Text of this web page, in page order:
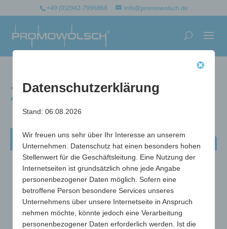
+49 (0)2942-7996868 info@promowolsch.de
Zettelbox Design
Zettelbox Design
Datenschutzerklärung
Stand: 06.08.2026
Wir freuen uns sehr über Ihr Interesse an unserem
Unternehmen. Datenschutz hat einen besonders hohen
Stellenwert für die Geschäftsleitung. Eine Nutzung der
Internetseiten ist grundsätzlich ohne jede Angabe
personenbezogener Daten möglich. Sofern eine
betroffene Person besondere Services unseres
Unternehmens über unsere Internetseite in Anspruch
nehmen möchte, könnte jedoch eine Verarbeitung
personenbezogener Daten erforderlich werden. Ist die